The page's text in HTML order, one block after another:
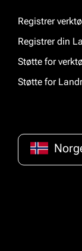
Registrer
Registrer din
Støtte for
Støtte for